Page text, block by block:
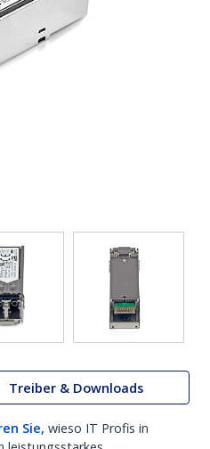
Treiber & Downloads
Sie, wieso IT Profis in